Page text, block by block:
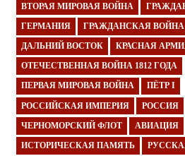
ВТОРАЯ МИРОВАЯ ВОЙНА
ГЕРМАНИЯ ГРАЖДАНСКАЯ
ДАЛЬНИЙ ВОСТОК КРАСНАЯ
ОТЕЧЕСТВЕННАЯ ВОЙНА 1812 ГОДА
ПЕРВАЯ МИРОВАЯ ВОЙНА ПЁТР I
РОССИЙСКАЯ ИМПЕРИЯ РОССИЯ
ЧЕРНОМОРСКИЙ ФЛОТ АВИАЦИЯ
ИСТОРИЧЕСКАЯ ПАМЯТЬ